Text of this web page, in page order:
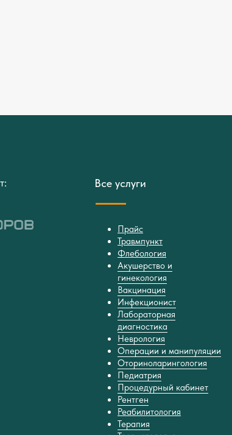
Все услуги
Прайс
Травмпункт
Флебология
Акушерство и
гинекология
Вакцинация
Инфекционист
Лабораторная
диагностика
Неврология
Операции и манипуляции
Оториноларингология
Педиатрия
Процедурный кабинет
Рентген
Реабилитология
Терапия